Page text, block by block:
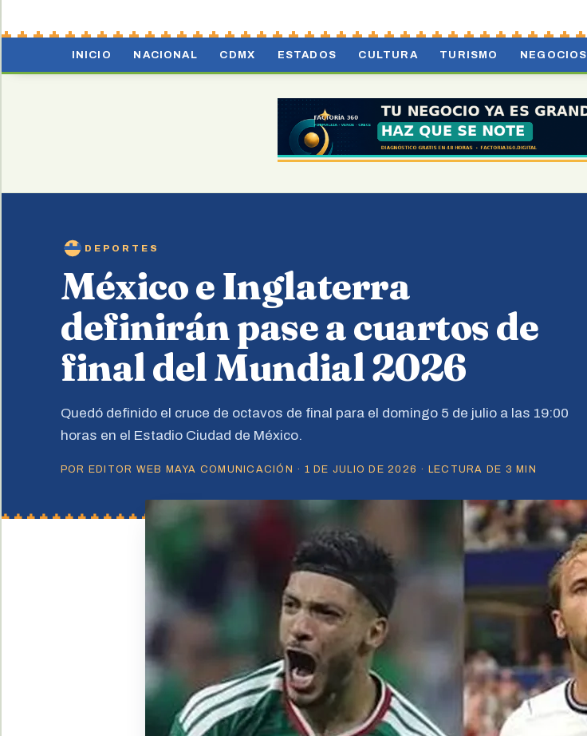
INICIO NACIONAL CDMX ESTADOS CULTURA TURISMO NEGOCIOS
DEPORTES
México e Inglaterra
definirán pase a cuartos de
final del Mundial 2026
Quedó definido el cruce de octavos de final para el domingo 5 de julio a las 19:00
horas en el Estadio Ciudad de México.
POR EDITOR WEB MAYA COMUNICACIÓN · 1 DE JULIO DE 2026 · LECTURA DE 3 MIN